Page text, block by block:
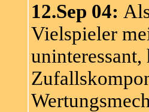
12.Sep 04:
Vielspieler